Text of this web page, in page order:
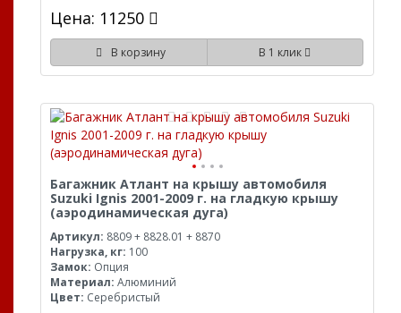
Цена: 11250
В корзину В 1 клик
Багажник Атлант на крышу автомобиля
Suzuki Ignis 2001-2009 г. на гладкую крышу
(аэродинамическая дуга)
Артикул: 8809 + 8828.01 + 8870
Нагрузка, кг: 100
Замок: Опция
Материал: Алюминий
Цвет: Серебристый